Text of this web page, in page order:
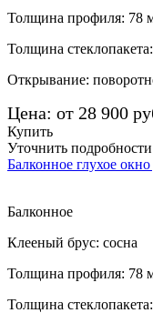
Толщина профиля: 78
Толщина
Открывание:
Цена: от 28 900
Купить
Уточнить подробности
Балконное глухое
Балконное
Клееный брус: сосна
Толщина профиля: 78
Толщина